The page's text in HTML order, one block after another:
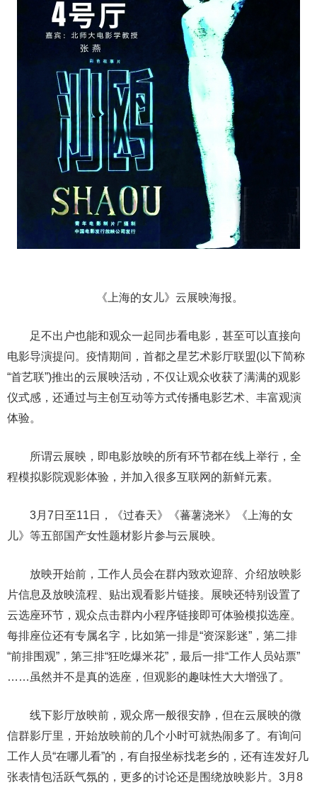
《上海的女儿》云展映海报。
足不出户也能和观众一起同步看电影，甚至可以直接向
电影导演提问。疫情期间，首都之星艺术影厅联盟(以下简称
“首艺联”)推出的云展映活动，不仅让观众收获了满满的观影
仪式感，还通过与主创互动等方式传播电影艺术、丰富观演
体验。
所谓云展映，即电影放映的所有环节都在线上举行，全
程模拟影院观影体验，并加入很多互联网的新鲜元素。
3月7日至11日，《过春天》《蕃薯浇米》《上海的女
儿》等五部国产女性题材影片参与云展映。
放映开始前，工作人员会在群内致欢迎辞、介绍放映影
片信息及放映流程、贴出观看影片链接。展映还特别设置了
云选座环节，观众点击群内小程序链接即可体验模拟选座。
每排座位还有专属名字，比如第一排是“资深影迷”，第二排
“前排围观”，第三排“狂吃爆米花”，最后一排“工作人员站票”
……虽然并不是真的选座，但观影的趣味性大大增强了。
线下影厅放映前，观众席一般很安静，但在云展映的微
信群影厅里，开始放映前的几个小时可就热闹多了。有询问
工作人员“在哪儿看”的，有自报坐标找老乡的，还有连发好几
张表情包活跃气氛的，更多的讨论还是围绕放映影片。3月8